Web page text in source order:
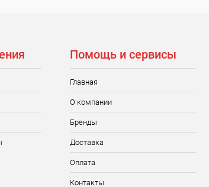
Помощь и сервисы
Главная
О компании
Бренды
Доставка
Оплата
Контакты